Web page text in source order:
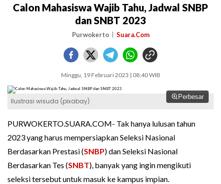
Calon Mahasiswa Wajib Tahu, Jadwal SNBP
dan SNBT 2023
Purwokerto Suara.Com
Minggu, 19 Februari 2023 | 08:40 WIB
Perbesar
Ilustrasi wisuda (pixabay)
PURWOKERTO.SUARA.COM- Tak hanya lulusan tahun
2023 yang harus mempersiapkan Seleksi Nasional
Berdasarkan Prestasi (SNBP) dan Seleksi Nasional
Berdasarkan Tes (SNBT), banyak yang ingin mengikuti
seleksi tersebut untuk masuk ke kampus impian.